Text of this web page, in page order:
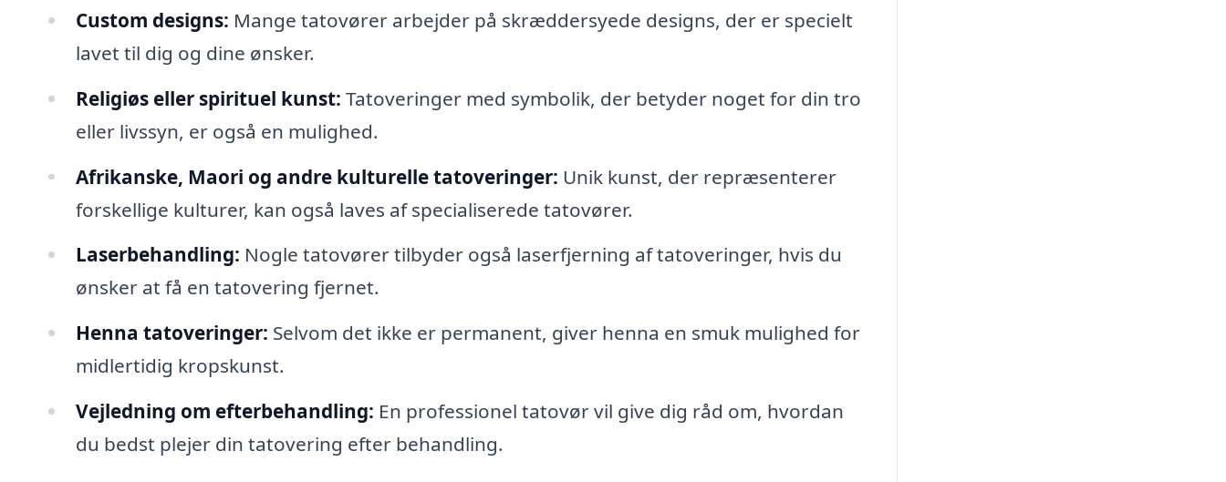
Custom designs: Mange tatovører arbejder på skræddersyede designs, der er specielt
lavet til dig og dine ønsker.
Religiøs eller spirituel kunst: Tatoveringer med symbolik, der betyder noget for din tro
eller livssyn, er også en mulighed.
Afrikanske, Maori og andre kulturelle tatoveringer: Unik kunst, der repræsenterer
forskellige kulturer, kan også laves af specialiserede tatovører.
Laserbehandling: Nogle tatovører tilbyder også laserfjerning af tatoveringer, hvis du
ønsker at få en tatovering fjernet.
Henna tatoveringer: Selvom det ikke er permanent, giver henna en smuk mulighed for
midlertidig kropskunst.
Vejledning om efterbehandling: En professionel tatovør vil give dig råd om, hvordan
du bedst plejer din tatovering efter behandling.